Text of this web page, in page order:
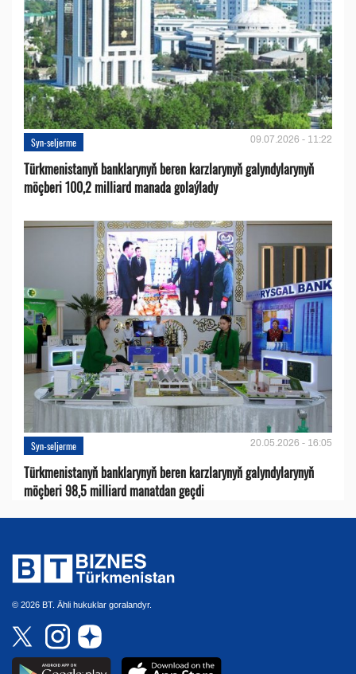
Syn-seljerme 09.07.2026 - 11:22
Türkmenistanyň banklarynyň beren karzlarynyň galyndylarynyň
möçberi 100,2 milliard manada golaýlady
Syn-seljerme 20.05.2026 - 16:05
Türkmenistanyň banklarynyň beren karzlarynyň galyndylarynyň
möçberi 98,5 milliard manatdan geçdi
© 2026 BT. Ähli hukuklar goralandyr.